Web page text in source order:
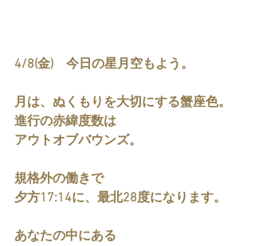
4/8(金)　今日の星月空もよう。
月は、ぬくもりを大切にする蟹座色。
進行の赤緯度数は
アウトオブバウンズ。
規格外の働きで
夕方17:14に、最北28度になります。
あなたの中にある